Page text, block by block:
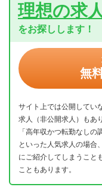
理想の求
をお探しします！
無
サイト上では公開してい
求人（非公開求人）もあ
「高年収かつ転勤なしの
といった人気求人の場合
にご紹介してしまうこと
こともあります。